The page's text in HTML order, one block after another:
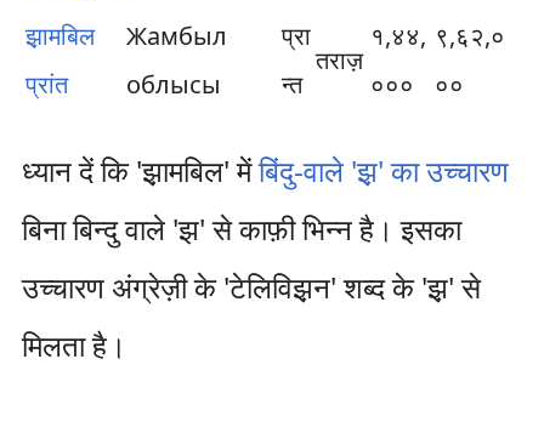
झ़ामबिल​
प्रांत
Жамбыл
облысы
प्रा
न्त
तराज़
१,४४,
०००
९,६२,०
००
ध्यान दें कि 'झ़ामबिल' मेंबिंदु-वाले 'झ़' का उच्चारण
बिना बिन्दु वाले 'झ' से काफ़ी भिन्न है। इसका
उच्चारण अंग्रेज़ी के 'टेलिविझ़न' शब्द के 'झ़' से
मिलता है।